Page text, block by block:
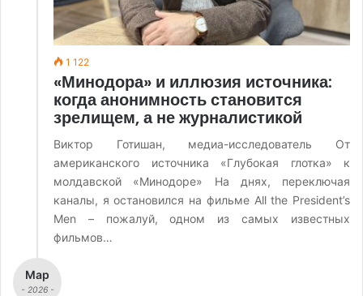
1 122
«Минодора» и иллюзия источника:
когда анонимность становится
зрелищем, а не журналистикой
Виктор Готишан, медиа-исследователь От
американского источника «Глубокая глотка» к
молдавской «Минодоре» На днях, переключая
каналы, я остановился на фильме All the President’s
Men – пожалуй, одном из самых известных
фильмов…
Мар
- 2026 -